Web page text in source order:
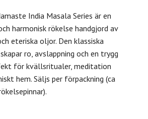
India Masala Series är en
harmonisk rökelse handgjord av
eteriska oljor. Den klassiska
ro, avslappning och en trygg
för kvällsritualer, meditation
hem. Säljs per förpackning (ca